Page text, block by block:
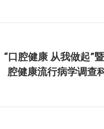
“口腔健康 从我做起”
腔健康流行病学调查